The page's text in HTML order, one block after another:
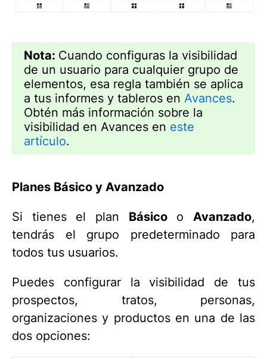
Nota: Cuando configuras la visibilidad
de un usuario para cualquier grupo de
elementos, esa regla también se aplica
a tus informes y tableros en Avances.
Obtén más información sobre la
visibilidad en Avances en este
artículo.
Planes Básico y Avanzado
Si tienes el plan Básicoo Avanzado,
tendrás el grupo predeterminado para
todos tus usuarios.
Puedes configurar la visibilidad de tus
prospectos, tratos, personas,
organizaciones y productos en una de las
dos opciones: